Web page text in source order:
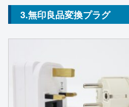
3.無印良品変換プラグ